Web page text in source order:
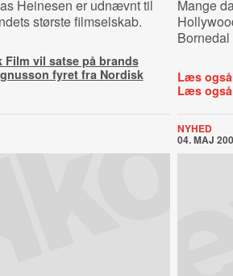
Heinesen er udnævnt til
største filmselskab.
Film vil satse på brands
fyret fra Nordisk
Mange
Læs
Læs
NYHED
04. MAJ